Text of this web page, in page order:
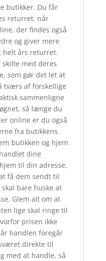
butikker. Du får
returret. når
der findes også
og giver mere
helt års returret.
med deres
som gør det let at
tværs af forskellige
sammenligne
så længe du
online er du også
fra butikkens
butikken og hjem
dine
til din adresse,
få dem sendt til
bare huske at
Glem alt om at
lige skal ringe til
prisen ikke
handlen foregår
direkte til
med at handle, så